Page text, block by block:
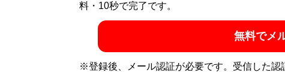
料・10秒で完了です。
無料でメ
※登録後、メール認証が必要です。受信した認